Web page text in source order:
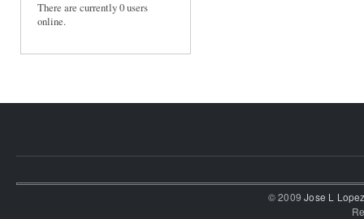
There are currently 0 users
online.
© 2009Jose L